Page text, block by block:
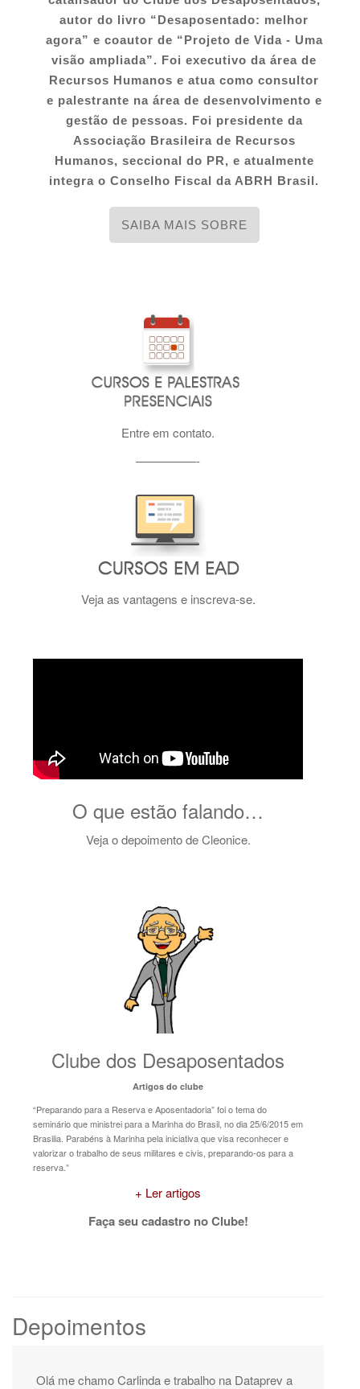
autor do livro “Desaposentado: melhor
agora” e coautor de “Projeto de Vida - Uma
visão ampliada”. Foi executivo da área de
Recursos Humanos e atua como consultor
e palestrante na área de desenvolvimento e
gestão de pessoas. Foi presidente da
Associação Brasileira de Recursos
Humanos, seccional do PR, e atualmente
integra o Conselho Fiscal da ABRH Brasil.
SAIBA MAIS SOBRE
Entre em contato.
—————-
Veja as vantagens e inscreva-se.
O que estão falando…
Veja o depoimento de Cleonice.
Clube dos Desaposentados
Artigos do clube
“Preparando para a Reserva e Aposentadoria” foi o tema do
seminário que ministrei para a Marinha do Brasil, no dia 25/6/2015 em
Brasilia. Parabéns à Marinha pela iniciativa que visa reconhecer e
valorizar o trabalho de seus militares e civis, preparando-os para a
reserva.”
+ Ler artigos
Faça seu cadastro no Clube!
Depoimentos
Olá me chamo Carlinda e trabalho na Dataprev a